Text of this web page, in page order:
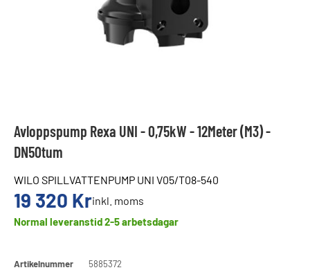
Avloppspump Rexa UNI - 0,75kW - 12Meter (M3) -
DN50tum
WILO SPILLVATTENPUMP UNI V05/T08-540
19 320 Krinkl. moms
Normal leveranstid 2-5 arbetsdagar
Artikelnummer
5885372